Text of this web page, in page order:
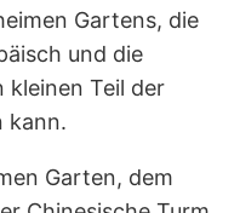
Gartens, die
und die
Teil der
kann.
Garten, dem